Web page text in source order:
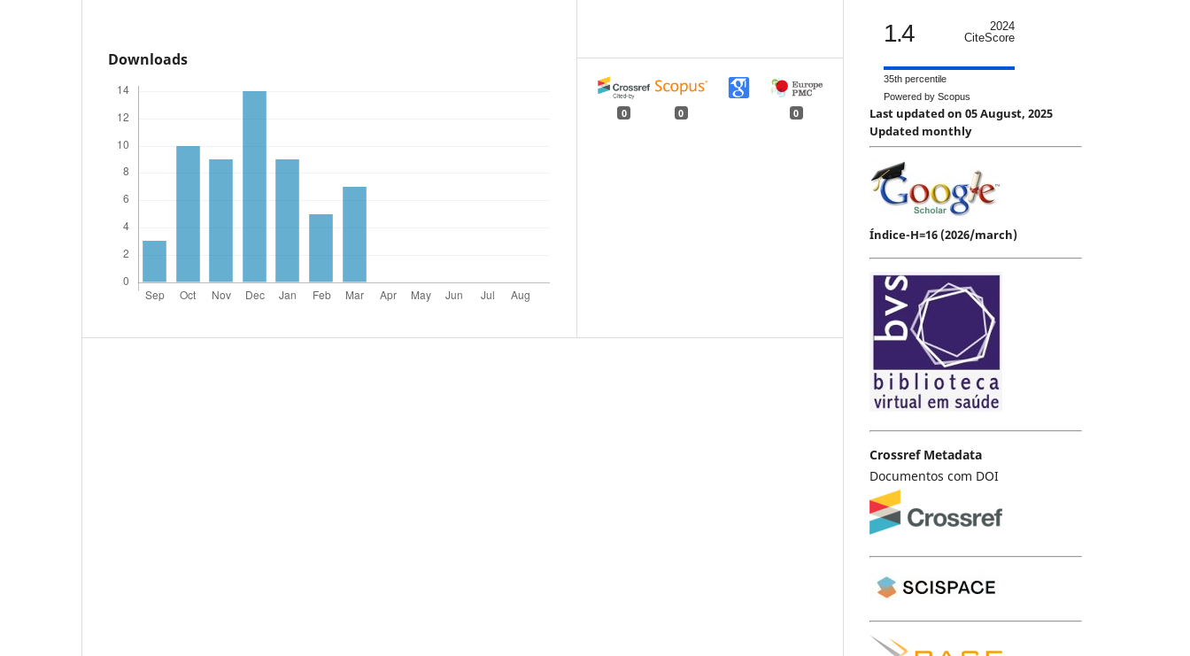
Downloads
0 0 0
1.4
2024
CiteScore
35th percentile
Powered by Scopus
Last updated on 05 August, 2025
Updated monthly
Índice-H=16 (2026/march)
Crossref Metadata
Documentos com DOI